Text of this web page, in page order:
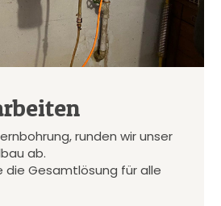
runden wir unser
ab.
die Gesamtlösung für alle